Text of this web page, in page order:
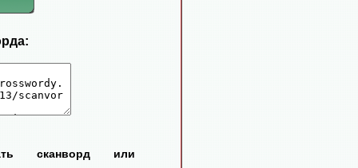
сканворд или